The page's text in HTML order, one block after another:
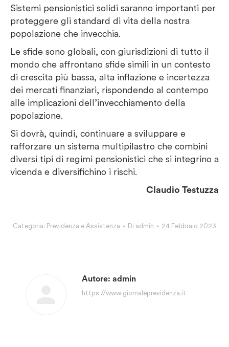
Sistemi pensionistici solidi saranno importanti per
proteggere gli standard di vita della nostra
popolazione che invecchia.
Le sfide sono globali, con giurisdizioni di tutto il
mondo che affrontano sfide simili in un contesto
di crescita più bassa, alta inflazione e incertezza
dei mercati finanziari, rispondendo al contempo
alle implicazioni dell’invecchiamento della
popolazione.
Si dovrà, quindi, continuare a sviluppare e
rafforzare un sistema multipilastro che combini
diversi tipi di regimi pensionistici che si integrino a
vicenda e diversifichino i rischi.
Claudio Testuzza
Categoria: Previdenza e Assistenza Di admin 24 Febbraio 2023
Autore: admin
https://www.giornaleprevidenza.it